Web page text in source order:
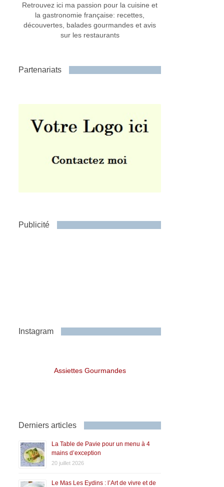
Retrouvez ici ma passion pour la cuisine et
la gastronomie française: recettes,
découvertes, balades gourmandes et avis
sur les restaurants
Partenariats
Publicité
Instagram
Assiettes Gourmandes
Derniers articles
La Table de Pavie pour un menu à 4
mains d’exception
20 juillet 2026
Le Mas Les Eydins : l’Art de vivre et de